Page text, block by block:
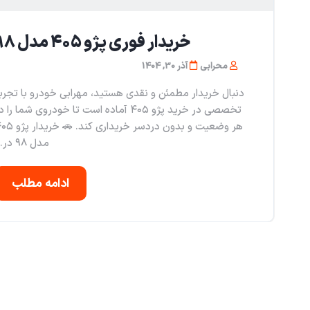
خریدار فوری پژو ۴۰۵ مدل ۹۸
محرابی آذر 30, 1404
دنبال خریدار مطمئن و نقدی هستید، مهرابی خودرو با
تخصصی در خرید پژو ۴۰۵ آماده است تا خودروی شما
هر وضعیت و بدون دردسر
مدل ۹۸ در...
ادامه مطلب